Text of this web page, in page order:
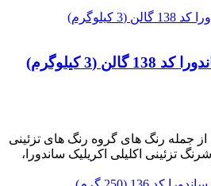
(3 کیلوگرم)
از جمله رنگ های گروه رنگ های تزئینی
تزئینی اکلیلی اکریلیک ساندورا،